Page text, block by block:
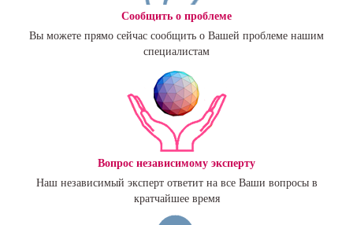
Сообщить о проблеме
Вы можете прямо сейчас сообщить о Вашей проблеме нашим
специалистам
Вопрос независимому эксперту
Наш независимый эксперт ответит на все Ваши вопросы в
кратчайшее время